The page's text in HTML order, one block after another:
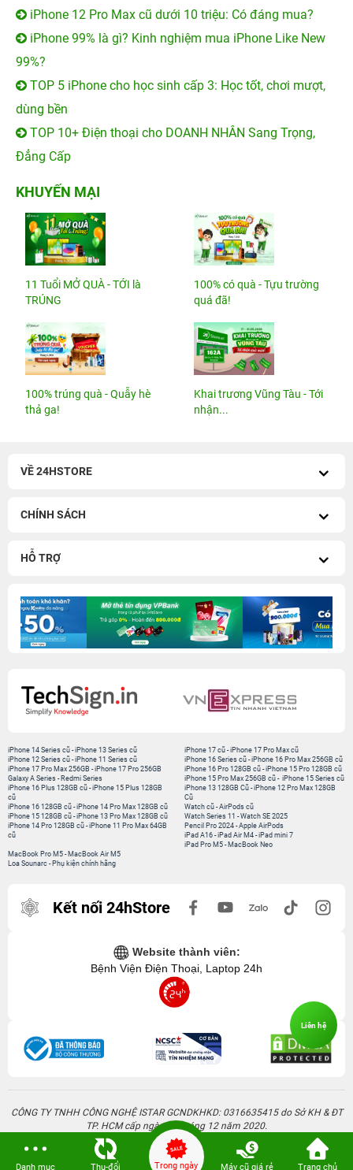
iPhone 12 Pro Max cũ dưới 10 triệu: Có đáng mua?
iPhone 99% là gì? Kinh nghiệm mua iPhone Like New
99%?
TOP 5 iPhone cho học sinh cấp 3: Học tốt, chơi mượt,
dùng bền
TOP 10+ Điện thoại cho DOANH NHÂN Sang Trọng,
Đẳng Cấp
KHUYẾN MẠI
11 Tuổi MỞ QUÀ - TỚI là
TRÚNG
100% có quà - Tựu trường
quá đã!
100% trúng quà - Quẫy hè
thả ga!
Khai trương Vũng Tàu - Tới
nhận...
VỀ 24HSTORE
CHÍNH SÁCH
HỖ TRỢ
iPhone 14 Series cũ -iPhone 13 Series cũ
iPhone 12 Series cũ -iPhone 11 Series cũ
iPhone 17 Pro Max 256GB -iPhone 17 Pro 256GB
Galaxy A Series - Redmi Series
iPhone 17 cũ -iPhone 17 Pro Max cũ
iPhone 16 Series cũ - iPhone 16 Pro Max 256GB cũ
iPhone 16 Pro 128GB cũ -iPhone 15 Pro 128GB cũ
iPhone 15 Pro Max 256GB cũ - iPhone 15 Series cũ
iPhone 16 Plus 128GB cũ -iPhone 15 Plus 128GB
cũ
iPhone 16 128GB cũ -iPhone 14 Pro Max 128GB cũ
iPhone 15 128GB cũ -iPhone 13 Pro Max 128GB cũ
iPhone 14 Pro 128GB cũ -iPhone 11 Pro Max 64GB
cũ
iPhone 13 128GB Cũ -iPhone 12 Pro Max 128GB
Cũ
Watch cũ -AirPods cũ
Watch Series 11 -Watch SE 2025
Pencil Pro 2024 -Apple AirPods
iPad A16 -iPad Air M4 -iPad mini 7
iPad Pro M5 - MacBook Neo
MacBook Pro M5 - MacBook Air M5
Loa Sounarc - Phụ kiện chính hãng
Kết nối 24hStore
Website thành viên:
Bệnh Viện Điện Thoại, Laptop 24h
CÔNG TY TNHH CÔNG NGHỆ ISTAR GCNDKHKD: 0316635415 do Sở KH & ĐT
TP. HCM cấp ngày 11 tháng 12 năm 2020.
Người Đại Diện: Hồ Tác Thành. Địa chỉ: 389 Quang Trung, Gò Vấp, Hồ Chí Minh.
Danh mục Thu-đổi Trong ngày Máy cũ giá rẻ Trang chủ
Liên hệ